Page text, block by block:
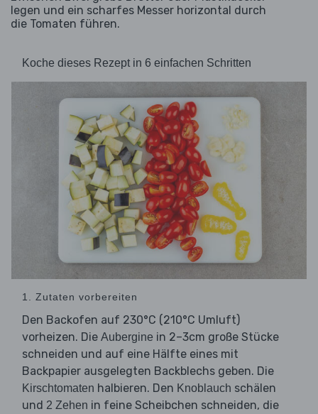
legen und ein scharfes Messer horizontal durch
die Tomaten führen.
Koche dieses Rezept in 6 einfachen Schritten
1. Zutaten vorbereiten
Den Backofen auf 230°C (210°C Umluft)
vorheizen. Die Aubergine in 2–3cm große Stücke
schneiden und auf eine Hälfte eines mit
Backpapier ausgelegten Backblechs geben. Die
Kirschtomaten halbieren. Den Knoblauch schälen
und 2 Zehen in feine Scheibchen schneiden, die